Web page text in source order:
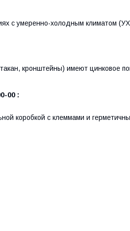
с умеренно-холодным климатом
кронштейны) имеют цинковое
00 :
коробкой с клеммами и